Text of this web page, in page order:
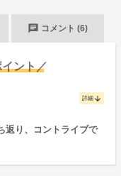
chat コメント (6)
ント／
詳細 arrow_downward
返り、コントライブで